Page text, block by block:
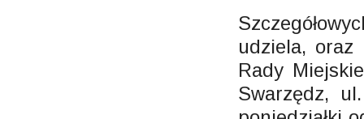
udziela, oraz
Rady
Swarzędz,